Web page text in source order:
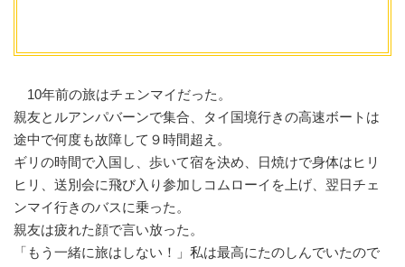
10年前の旅はチェンマイだった。
親友とルアンパバーンで集合、タイ国境行きの高速ボートは
途中で何度も故障して９時間超え。
ギリの時間で入国し、歩いて宿を決め、日焼けで身体はヒリ
ヒリ、送別会に飛び入り参加しコムローイを上げ、翌日チェ
ンマイ行きのバスに乗った。
親友は疲れた顔で言い放った。
「もう一緒に旅はしない！」私は最高にたのしんでいたので